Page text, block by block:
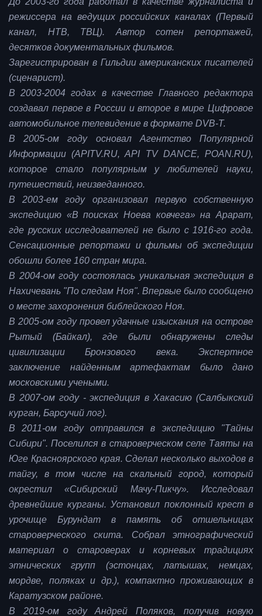
режиссера на ведущих российских каналах (Первый
канал, НТВ, ТВЦ). Автор сотен репортажей,
десятков документальных фильмов.
Зарегистрирован в Гильдии американских писателей
(сценарист).
В 2003-2004 годах в качестве Главного редактора
создавал первое в России и второе в мире Цифровое
автомобильное телевидение в формате DVB-T.
В 2005-ом году основал Агентство Популярной
Информации (APITV.RU, API TV DANCE, POAN.RU),
которое стало популярным у любителей науки,
путешествий, неизведанного.
В 2003-ем году организовал первую собственную
экспедицию «В поисках Ноева ковчега» на Арарат,
где русских исследователей не было с 1916-го года.
Сенсационные репортажи и фильмы об экспедиции
обошли более 160 стран мира.
В 2004-ом году состоялась уникальная экспедиция в
Нахичевань "По следам Ноя". Впервые было сообщено
о месте захоронения библейского Ноя.
В 2005-ом году провел удачные изыскания на острове
Рытый (Байкал), где были обнаружены следы
цивилизации Бронзового века. Экспертное
заключение найденным артефактам было дано
московскими учеными.
В 2007-ом году - экспедиция в Хакасию (Салбыкский
курган, Барсучий лог).
В 2011-ом году отправился в экспедицию "Тайны
Сибири". Поселился в староверческом селе Таяты на
Юге Красноярского края. Сделал несколько выходов в
тайгу, в том числе на скальный город, который
окрестил «Сибирский Мачу-Пикчу». Исследовал
древнейшие курганы. Установил поклонный крест в
урочище Бурундат в память об отшельницах
староверческого скита. Собрал этнографический
материал о староверах и корневых традициях
этнических групп (эстонцах, латышах, немцах,
мордве, поляках и др.), компактно проживающих в
Каратузском районе.
В 2019-ом году Андрей Поляков, получив новую